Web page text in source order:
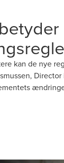
kan de nye